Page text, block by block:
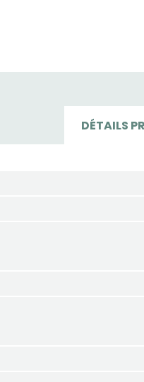
DÉTAILS